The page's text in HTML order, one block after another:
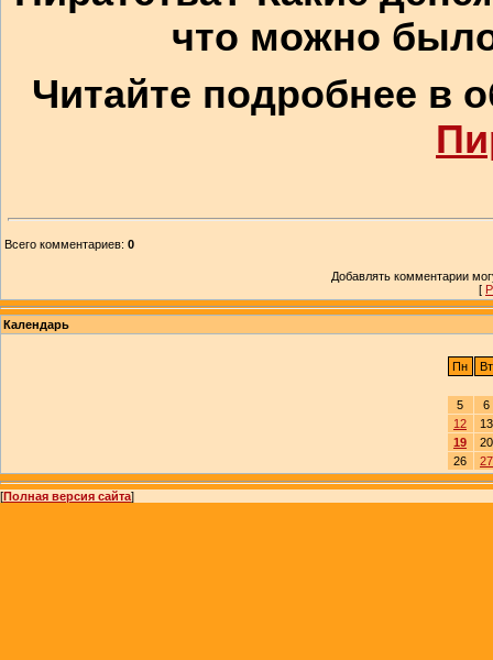
что можно
Читайте подробнее в
Всего комментариев: 0
Добавлять комментарии
[
Календарь
Пн Вт
5
6
12
13
19
20
26
27
[Полная версия сайта]